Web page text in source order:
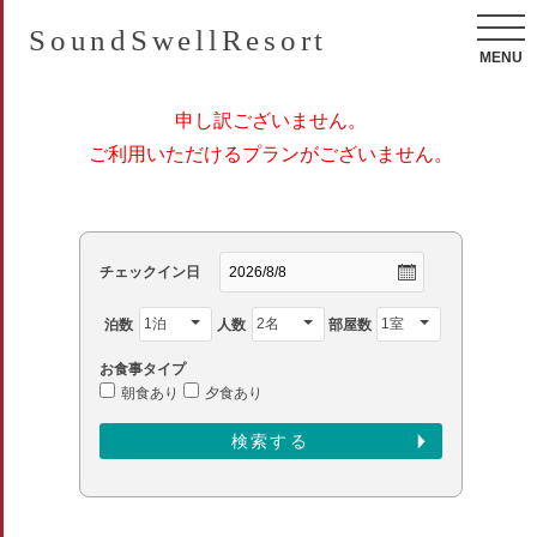
SoundSwellResort
MENU
申し訳ございません。
ご利用いただけるプランがございません。
チェックイン日
泊数 人数 部屋数
お食事タイプ
朝食あり
夕食あり